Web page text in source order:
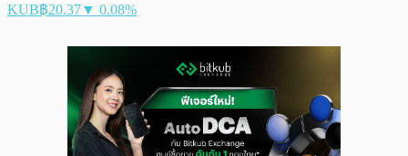
KUB฿20.37▼ 0.08%